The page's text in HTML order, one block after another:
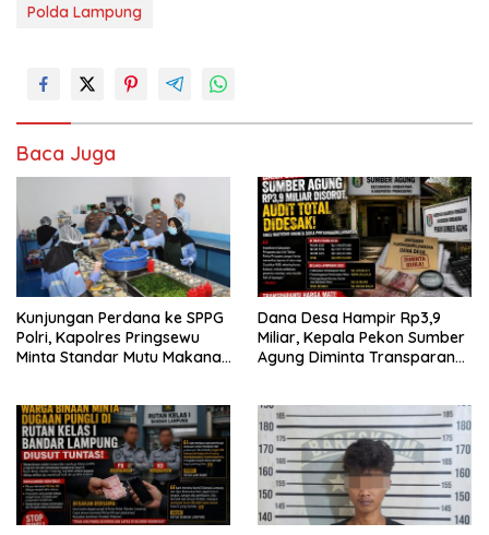
Polda Lampung
Baca Juga
Kunjungan Perdana ke SPPG
Polri, Kapolres Pringsewu
Minta Standar Mutu Makanan
Dana Desa Hampir Rp3,9
Miliar, Kepala Pekon Sumber
Agung Diminta Transparan